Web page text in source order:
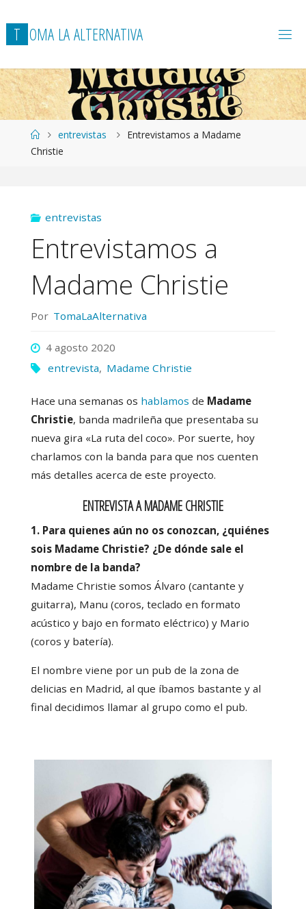
T OMA LAALTERNATIVA
Página
de
entrevistas
Entrevistamos a Madame
Christie
entrevistas
Entrevistamos a
Madame Christie
Por TomaLaAlternativa
4 agosto 2020
entrevista, Madame Christie
Hace una semanas os hablamos de Madame
Christie, banda madrileña que presentaba su
nueva gira «La ruta del coco». Por suerte, hoy
charlamos con la banda para que nos cuenten
más detalles acerca de este proyecto.
ENTREVISTA A MADAME CHRISTIE
1. Para quienes aún no os conozcan, ¿quiénes
sois Madame Christie? ¿De dónde sale el
nombre de la banda?
Madame Christie somos Álvaro (cantante y
guitarra), Manu (coros, teclado en formato
acústico y bajo en formato eléctrico) y Mario
(coros y batería).
El nombre viene por un pub de la zona de
delicias en Madrid, al que íbamos bastante y al
final decidimos llamar al grupo como el pub.